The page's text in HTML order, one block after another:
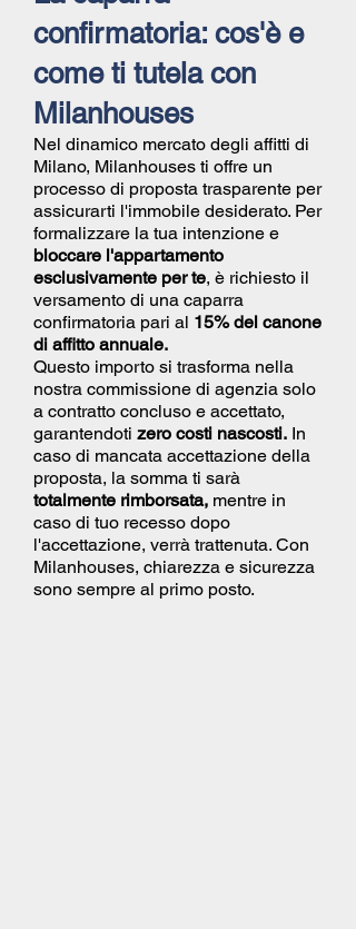
confirmatoria: cos'è e
come ti tutela con
Milanhouses
Nel dinamico mercato degli affitti di
Milano, Milanhouses ti offre un
processo di proposta trasparente per
assicurarti l'immobile desiderato. Per
formalizzare la tua intenzione e
bloccare l'appartamento
esclusivamente per te, è richiesto il
versamento di una caparra
confirmatoria pari al 15% del canone
di affitto annuale.
Questo importo si trasforma nella
nostra commissione di agenzia solo
a contratto concluso e accettato,
garantendoti zero costi nascosti. In
caso di mancata accettazione della
proposta, la somma ti sarà
totalmente rimborsata, mentre in
caso di tuo recesso dopo
l'accettazione, verrà trattenuta. Con
Milanhouses, chiarezza e sicurezza
sono sempre al primo posto.